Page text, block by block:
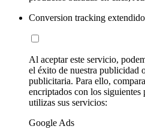
Conversion tracking extendido
Al aceptar este servicio,
el éxito de nuestra publicidad
publicitaria. Para ello,
encriptados con los siguientes
utilizas sus servicios:
Google Ads